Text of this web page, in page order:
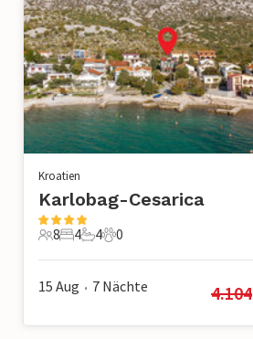
Kroatien
Karlobag-Cesarica
8 Gäste
8
4 Schlafzimmer
4
4 Badezimmer
4
0 Haustiere
0
15 Aug • 7 Nächte 4.104